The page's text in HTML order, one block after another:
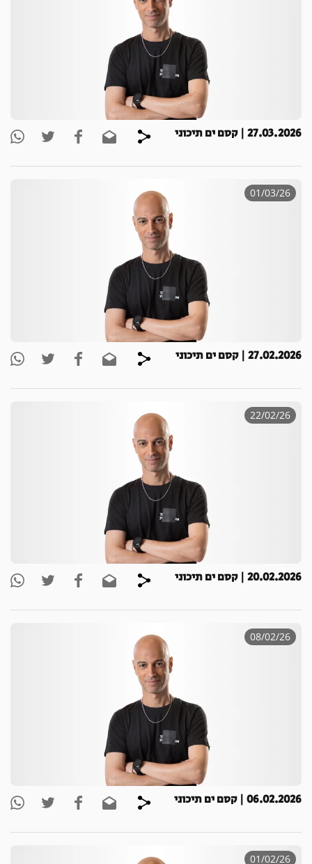
27.03.2026 | קסם ים תיכוני
01/03/26
27.02.2026 | קסם ים תיכוני
22/02/26
20.02.2026 | קסם ים תיכוני
08/02/26
06.02.2026 | קסם ים תיכוני
01/02/26